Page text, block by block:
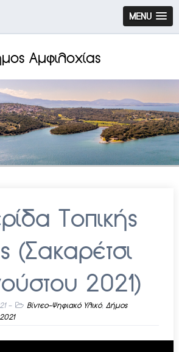
MENU
Αμφιλοχίας
Τοπικής
(Σακαρέτσι
2021)
- Βίντεο-Ψηφιακό Υλικό, Δήμος